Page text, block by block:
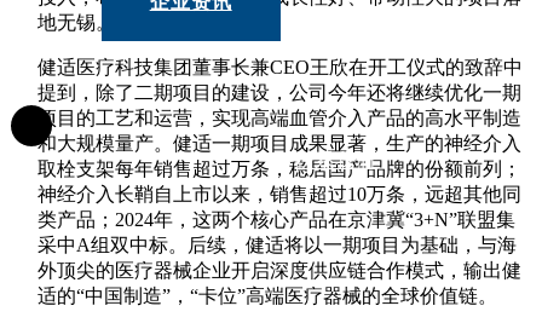
联系我们
地无锡。
健适医疗科技集团董事长兼CEO王欣在开工仪式的致辞中
提到，除了二期项目的建设，公司今年还将继续优化一期
项目的工艺和运营，实现高端血管介入产品的高水平制造
和大规模量产。健适一期项目成果显著，生产的神经介入
取栓支架每年销售超过万条，稳居国产品牌的份额前列；
神经介入长鞘自上市以来，销售超过10万条，远超其他同
类产品；2024年，这两个核心产品在京津冀“3+N”联盟集
采中A组双中标。后续，健适将以一期项目为基础，与海
外顶尖的医疗器械企业开启深度供应链合作模式，输出健
适的“中国制造”，“卡位”高端医疗器械的全球价值链。